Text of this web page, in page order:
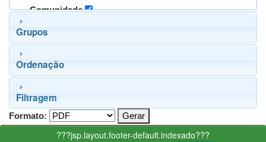
Comunidade
Grupos
Ordenação
Filtragem
Formato:
???jsp.layout.footer-default.indexado???